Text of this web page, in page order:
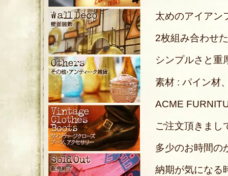
太めのアイアン
2枚組み合わせ
シンプルさと重
素材 : パイン材
ACME
ご注文頂きまし
多少のお時間の
納期が気になる